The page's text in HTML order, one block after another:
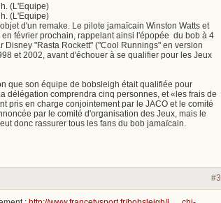
(L'Equipe)
(L'Equipe)
d'un remake. Le pilote jamaïcain Winston Watts et
février prochain, rappelant ainsi l'épopée du bob à 4
"Rasta Rockett" ("Cool Runnings" en version
et 2002, avant d'échouer à se qualifier pour les Jeux
que son équipe de bobsleigh était qualifiée pour
délégation comprendra cinq personnes, et «les frais de
pris en charge conjointement par le JACO et le comité
par le comité d'organisation des Jeux, mais le
donc rassurer tous les fans du bob jamaïcain.
#3